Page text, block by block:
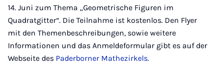
14. Juni zum Thema „Geometrische Figuren im
Quadratgitter“. Die Teilnahme ist kostenlos. Den Flyer
mit den Themenbeschreibungen, sowie weitere
Informationen und das Anmeldeformular gibt es auf der
Webseite des Paderborner Mathezirkels.